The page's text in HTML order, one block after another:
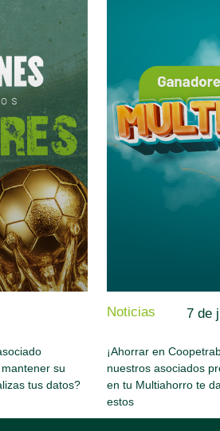
su
tus datos?
Noticias
¡Ahorrar en
nuestros asociados
en tu Multiahorro te
estos
7 de